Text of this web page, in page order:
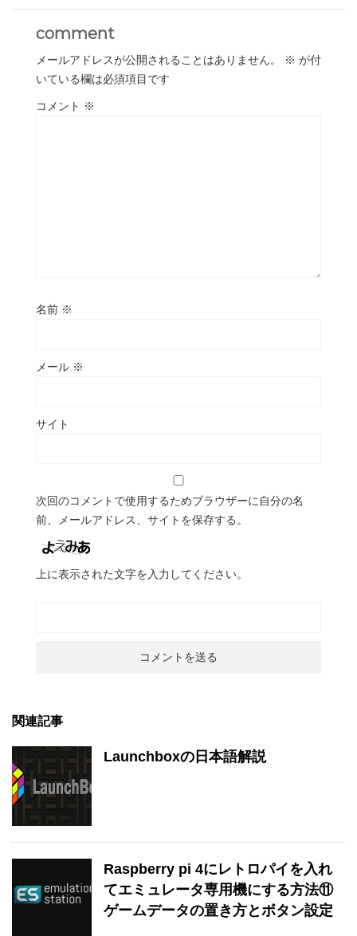
comment
メールアドレスが公開されることはありません。 ※ が付
いている欄は必須項目です
コメント ※
名前 ※
メール ※
サイト
次回のコメントで使用するためブラウザーに自分の名
前、メールアドレス、サイトを保存する。
上に表示された文字を入力してください。
関連記事
Launchboxの日本語解説
Raspberry pi 4にレトロパイを入れ
てエミュレータ専用機にする方法⑪
ゲームデータの置き方とボタン設定